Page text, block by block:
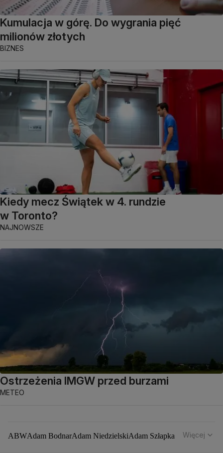
Kumulacja w górę. Do wygrania pięć
milionów złotych
BIZNES
Kiedy mecz Świątek w 4. rundzie
w Toronto?
NAJNOWSZE
Ostrzeżenia IMGW przed burzami
METEO
ABWAdam BodnarAdam NiedzielskiAdam Szłapka
Więcej